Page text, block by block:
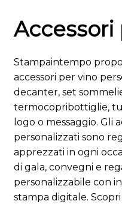
Accessori
Stampaintempo
accessori per vino
decanter, set
termocopribottiglie,
logo o messaggio. Gli
personalizzati sono
apprezzati in ogni
di gala, convegni e
personalizzabile con
stampa digitale.